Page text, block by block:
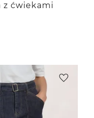
z ćwiekami